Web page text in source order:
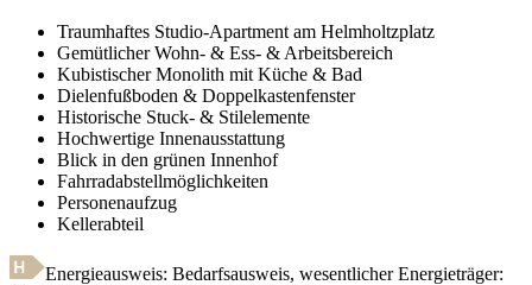
Traumhaftes Studio-Apartment am Helmholtzplatz
Gemütlicher Wohn- & Ess- & Arbeitsbereich
Kubistischer Monolith mit Küche & Bad
Dielenfußboden & Doppelkastenfenster
Historische Stuck- & Stilelemente
Hochwertige Innenausstattung
Blick in den grünen Innenhof
Fahrradabstellmöglichkeiten
Personenaufzug
Kellerabteil
Energieausweis: Bedarfsausweis, wesentlicher Energieträger: